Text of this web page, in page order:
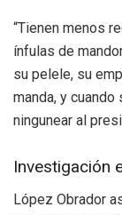
“Tienen menos
ínfulas de
su pelele, su
manda, y
ningunear al
Investigación
López Obrador